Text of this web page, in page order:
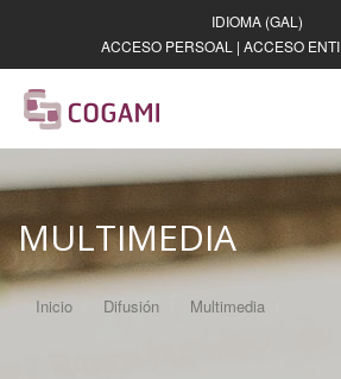
IDIOMA (GAL)
ACCESO PERSOAL | ACCESO
MULTIMEDIA
Inicio Difusión Multimedia